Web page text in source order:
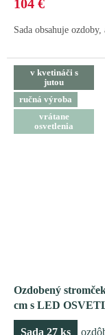
104 €
Sada obsahuje
v kvetináči s
jutou
ručná výroba
vrátane
osvetlenia
Ozdobený
cm s LED
Sada 27 ks